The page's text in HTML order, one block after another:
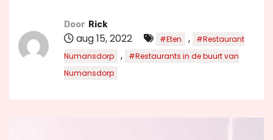
Door Rick
aug 15, 2022 #Eten ,
#Restaurant
Numansdorp
,
#Restaurants in de buurt van
Numansdorp